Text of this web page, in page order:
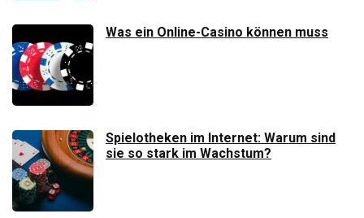
Was ein Online-Casino können muss
Spielotheken im Internet: Warum sind
sie so stark im Wachstum?